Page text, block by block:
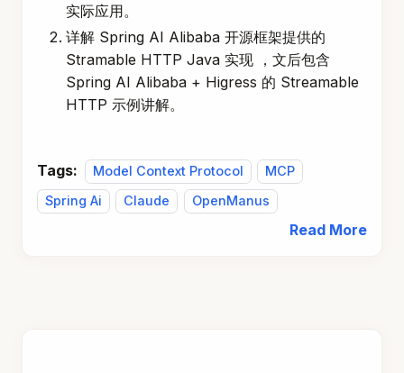
实际应用。
详解 Spring AI Alibaba 开源框架提供的
Stramable HTTP Java 实现 ，文后包含
Spring AI Alibaba + Higress 的 Streamable
HTTP 示例讲解。
Tags: Model Context Protocol
MCP
Spring Ai
Claude OpenManus
Read More